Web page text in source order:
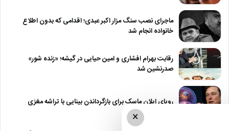
ماجرای نصب سنگ مزار اکبر عبدی؛ اقدامی که بدون اطلاع
خانواده انجام شد
رقابت بهرام افشاری و امین حیایی در گیشه؛ «زنده شور»
صدرنشین شد
رویای ایلان ماسک برای بازگرداندن بینایی با تراشه مغزی
×